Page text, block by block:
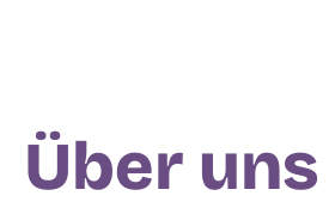
‍Über uns